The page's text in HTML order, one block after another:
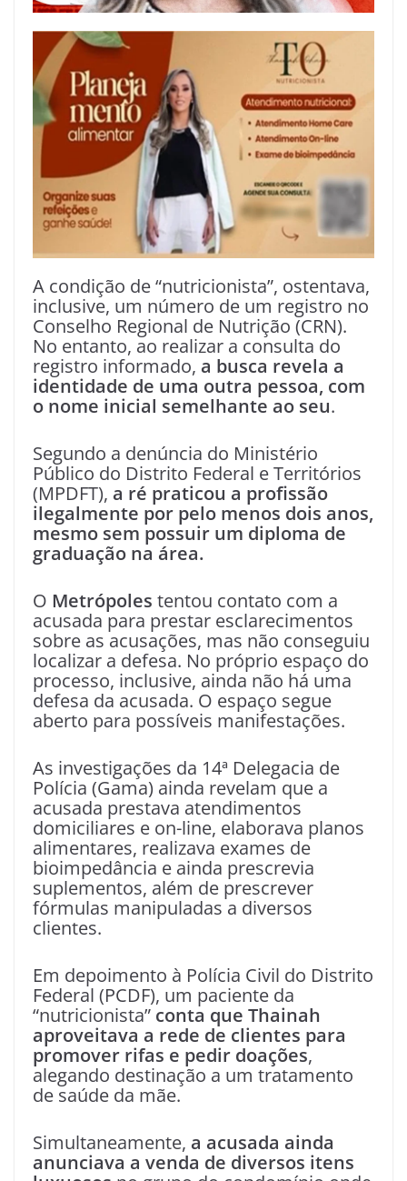
A condição de “nutricionista”, ostentava,
inclusive, um número de um registro no
Conselho Regional de Nutrição (CRN).
No entanto, ao realizar a consulta do
registro informado, a busca revela a
identidade de uma outra pessoa, com
o nome inicial semelhante ao seu.
Segundo a denúncia do Ministério
Público do Distrito Federal e Territórios
(MPDFT), a ré praticou a profissão
ilegalmente por pelo menos dois anos,
mesmo sem possuir um diploma de
graduação na área.
O Metrópoles tentou contato com a
acusada para prestar esclarecimentos
sobre as acusações, mas não conseguiu
localizar a defesa. No próprio espaço do
processo, inclusive, ainda não há uma
defesa da acusada. O espaço segue
aberto para possíveis manifestações.
As investigações da 14ª Delegacia de
Polícia (Gama) ainda revelam que a
acusada prestava atendimentos
domiciliares e on-line, elaborava planos
alimentares, realizava exames de
bioimpedância e ainda prescrevia
suplementos, além de prescrever
fórmulas manipuladas a diversos
clientes.
Em depoimento à Polícia Civil do Distrito
Federal (PCDF), um paciente da
“nutricionista” conta que Thainah
aproveitava a rede de clientes para
promover rifas e pedir doações,
alegando destinação a um tratamento
de saúde da mãe.
Simultaneamente, a acusada ainda
anunciava a venda de diversos itens